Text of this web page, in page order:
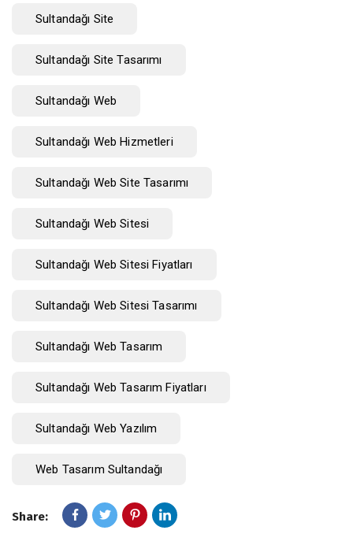
Sultandağı Site
Sultandağı Site Tasarımı
Sultandağı Web
Sultandağı Web Hizmetleri
Sultandağı Web Site Tasarımı
Sultandağı Web Sitesi
Sultandağı Web Sitesi Fiyatları
Sultandağı Web Sitesi Tasarımı
Sultandağı Web Tasarım
Sultandağı Web Tasarım Fiyatları
Sultandağı Web Yazılım
Web Tasarım Sultandağı
Share: